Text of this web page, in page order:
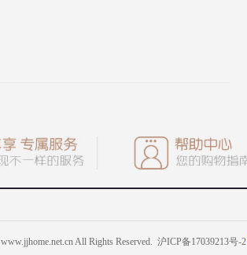
www.jjhome.net.cnAll Rights Reserved. 沪ICP备17039213号-2